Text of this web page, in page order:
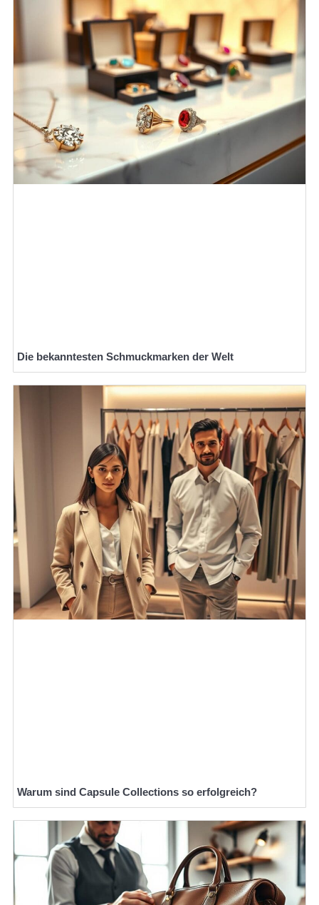
Die bekanntesten Schmuckmarken der Welt
Warum sind Capsule Collections so erfolgreich?